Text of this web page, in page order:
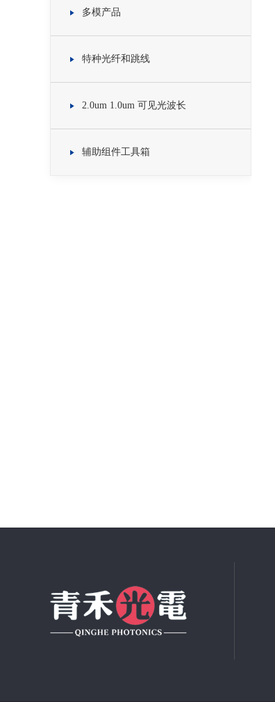
多模产品
特种光纤和跳线
2.0um 1.0um 可见光波长
辅助组件工具箱